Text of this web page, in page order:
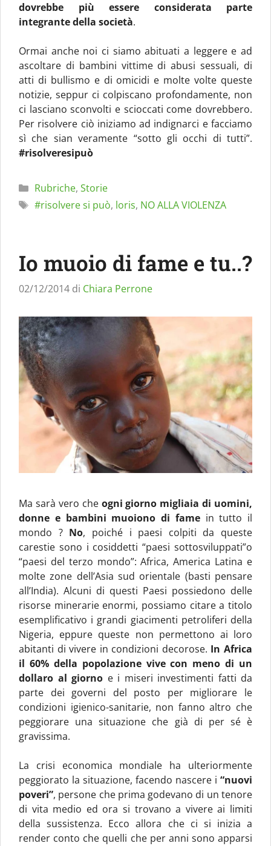
dovrebbe più essere considerata parte
integrante della società.
Ormai anche noi ci siamo abituati a leggere e ad
ascoltare di bambini vittime di abusi sessuali, di
atti di bullismo e di omicidi e molte volte queste
notizie, seppur ci colpiscano profondamente, non
ci lasciano sconvolti e scioccati come dovrebbero.
Per risolvere ciò iniziamo ad indignarci e facciamo
sì che sian veramente “sotto gli occhi di tutti”.
#risolveresipuò
Categorie
Rubriche, Storie
Tag
#risolvere si può, loris, NO ALLA VIOLENZA
Io muoio di fame e tu..?
02/12/2014 di Chiara Perrone
Ma sarà vero che ogni giorno migliaia di uomini,
donne e bambini muoiono di famein tutto il
mondo ? No, poiché i paesi colpiti da queste
carestie sono i cosiddetti “paesi sottosviluppati”o
“paesi del terzo mondo”: Africa, America Latina e
molte zone dell’Asia sud orientale (basti pensare
all’India). Alcuni di questi Paesi possiedono delle
risorse minerarie enormi, possiamo citare a titolo
esemplificativo i grandi giacimenti petroliferi della
Nigeria, eppure queste non permettono ai loro
abitanti di vivere in condizioni decorose. In Africa
il 60% della popolazione vive con meno di un
dollaro al giorno e i miseri investimenti fatti da
parte dei governi del posto per migliorare le
condizioni igienico-sanitarie, non fanno altro che
peggiorare una situazione che già di per sé è
gravissima.
La crisi economica mondiale ha ulteriormente
peggiorato la situazione, facendo nascere i “nuovi
poveri”, persone che prima godevano di un tenore
di vita medio ed ora si trovano a vivere ai limiti
della sussistenza. Ecco allora che ci si inizia a
render conto che quelli che per anni sono apparsi